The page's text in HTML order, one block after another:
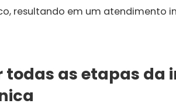
resultando em um atendimento
todas as etapas da